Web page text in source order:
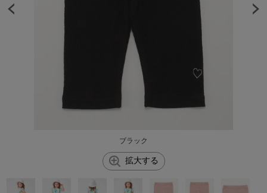
ブラック
拡大する